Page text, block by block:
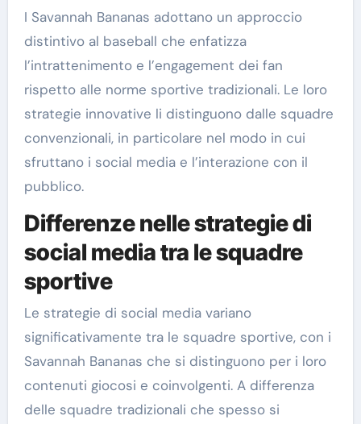
I Savannah Bananas adottano un approccio
distintivo al baseball che enfatizza
l’intrattenimento e l’engagement dei fan
rispetto alle norme sportive tradizionali. Le loro
strategie innovative li distinguono dalle squadre
convenzionali, in particolare nel modo in cui
sfruttano i social media e l’interazione con il
pubblico.
Differenze nelle strategie di
social media tra le squadre
sportive
Le strategie di social media variano
significativamente tra le squadre sportive, con i
Savannah Bananas che si distinguono per i loro
contenuti giocosi e coinvolgenti. A differenza
delle squadre tradizionali che spesso si